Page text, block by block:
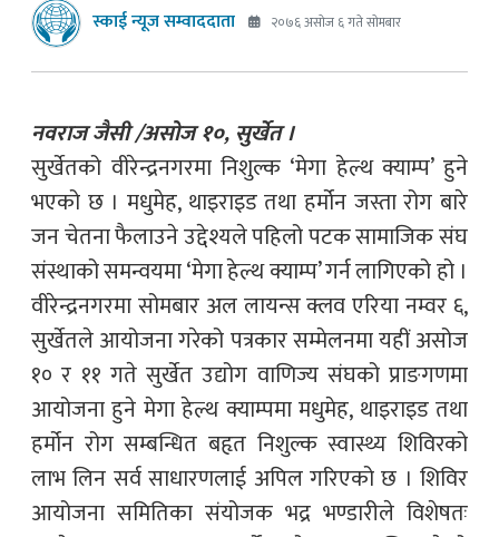
स्काई न्यूज सम्वाददाता २०७६ असोज ६ गते सोमबार
नवराज जैसी /असोज १०, सुर्खेत ।
सुर्खेतको वीरेन्द्रनगरमा निशुल्क ‘मेगा हेल्थ क्याम्प’ हुने
भएको छ । मधुमेह, थाइराइड तथा हर्मोन जस्ता रोग बारे
जन चेतना फैलाउने उद्देश्यले पहिलो पटक सामाजिक संघ
संस्थाको समन्वयमा ‘मेगा हेल्थ क्याम्प’ गर्न लागिएको हो ।
वीरेन्द्रनगरमा सोमबार अल लायन्स क्लव एरिया नम्वर ६,
सुर्खेतले आयोजना गरेको पत्रकार सम्मेलनमा यहीं असोज
१० र ११ गते सुर्खेत उद्योग वाणिज्य संघको प्राङगणमा
आयोजना हुने मेगा हेल्थ क्याम्पमा मधुमेह, थाइराइड तथा
हर्मोन रोग सम्बन्धित बहृत निशुल्क स्वास्थ्य शिविरको
लाभ लिन सर्व साधारणलाई अपिल गरिएको छ । शिविर
आयोजना समितिका संयोजक भद्र भण्डारीले विशेषतः